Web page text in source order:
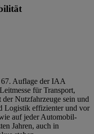
67. Auflage der IAA
für Transport,
Nutzfahrzeuge sein und
Logistik effizienter und vor
auf jeder Automobil-
Jahren, auch in